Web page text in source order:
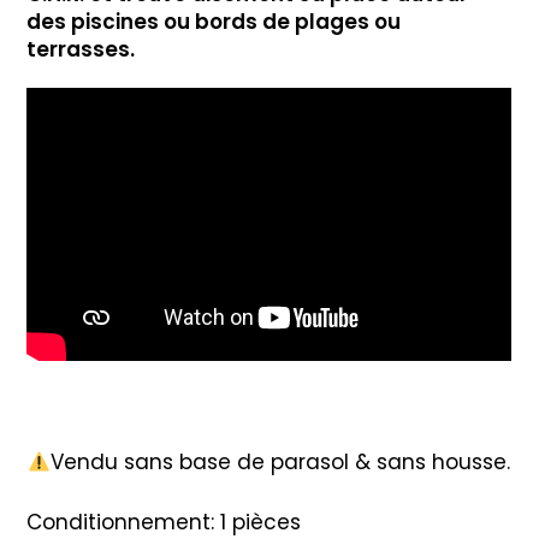
des piscines ou bords de plages ou
terrasses.
Vendu sans base de parasol & sans housse.
Conditionnement: 1 pièces